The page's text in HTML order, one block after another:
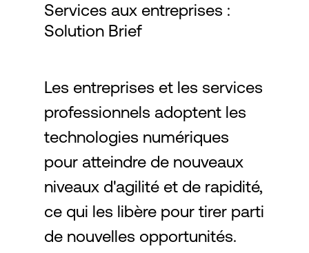
A propos de nous
Connexion
Services aux entreprises :
Solution Brief
Les entreprises et les services
professionnels adoptent les
technologies numériques
pour atteindre de nouveaux
niveaux d'agilité et de rapidité,
ce qui les libère pour tirer parti
de nouvelles opportunités.